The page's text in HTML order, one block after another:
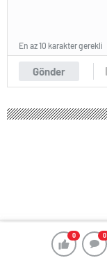
0 0
Gönder
En az 10 karakter gerekli